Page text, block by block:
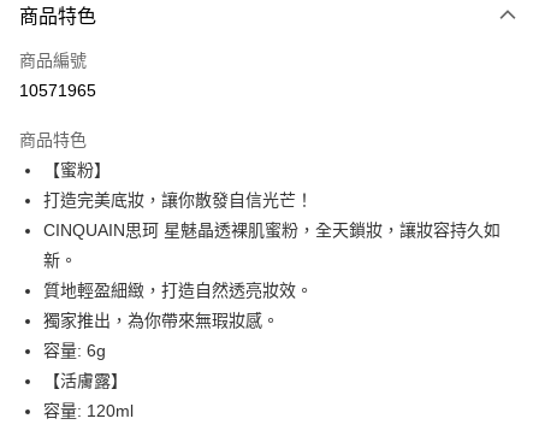
信用卡一次付款
超商取貨付款
Apple Pay
街口支付
悠遊付
ATM付款
運送方式
商品特色
商品編號
10571965
商品特色
【蜜粉】
打造完美底妝，讓你散發自信光芒！
CINQUAIN思珂 星魅晶透裸肌蜜粉，全天鎖妝，讓妝容持久如
新。
質地輕盈細緻，打造自然透亮妝效。
獨家推出，為你帶來無瑕妝感。
容量: 6g
【活膚露】
容量: 120ml